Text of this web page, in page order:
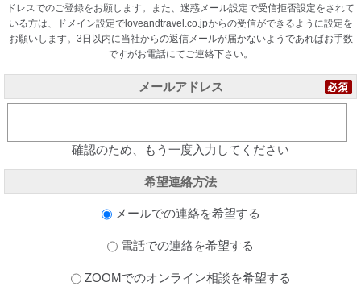
ドレスでのご登録をお願します。また、迷惑メール設定で受信拒否設定をされて
いる方は、ドメイン設定でloveandtravel.co.jpからの受信ができるように設定を
お願いします。3日以内に当社からの返信メールが届かないようであればお手数
ですがお電話にてご連絡下さい。
メールアドレス
確認のため、もう一度入力してください
希望連絡方法
メールでの連絡を希望する
電話での連絡を希望する
ZOOMでのオンライン相談を希望する